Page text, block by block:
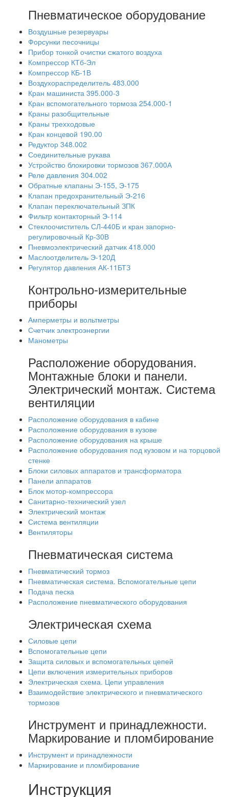
Пневматическое оборудование
Воздушные резервуары
Форсунки песочницы
Прибор тонкой очистки сжатого воздуха
Компрессор КТб-Эл
Компрессор КБ-1В
Воздухораспределитель 483.000
Кран машиниста 395.000-3
Кран вспомогательного тормоза 254.000-1
Краны разобщительные
Краны трехходовые
Кран концевой 190.00
Редуктор 348.002
Соединительные рукава
Устройство блокировки тормозов 367.000А
Реле давления 304.002
Обратные клапаны Э-155, Э-175
Клапан предохранительный Э-216
Клапан переключательный ЗПК
Фильтр контакторный Э-114
Стеклоочиститель СЛ-440Б и кран запорно-
регулировочный Кр-30В
Пневмоэлектрический датчик 418.000
Маслоотделитель Э-120Д
Регулятор давления АК-11БТЗ
Контрольно-измерительные
приборы
Амперметры и вольтметры
Счетчик электроэнергии
Манометры
Расположение оборудования.
Монтажные блоки и панели.
Электрический монтаж. Система
вентиляции
Расположение оборудования в кабине
Расположение оборудования в кузове
Расположение оборудования на крыше
Расположение оборудования под кузовом и на торцовой
стенке
Блоки силовых аппаратов и трансформатора
Панели аппаратов
Блок мотор-компрессора
Санитарно-технический узел
Электрический монтаж
Система вентиляции
Вентиляторы
Пневматическая система
Пневматический тормоз
Пневматическая система. Вспомогательные цепи
Подача песка
Расположение пневматического оборудования
Электрическая схема
Силовые цепи
Вспомогательные цепи
Защита силовых и вспомогательных цепей
Цепи включения измерительных приборов
Электрическая схема. Цепи управления
Взаимодействие электрического и пневматического
тормозов
Инструмент и принадлежности.
Маркирование и пломбирование
Инструмент и принадлежности
Маркирование и пломбирование
Инструкция